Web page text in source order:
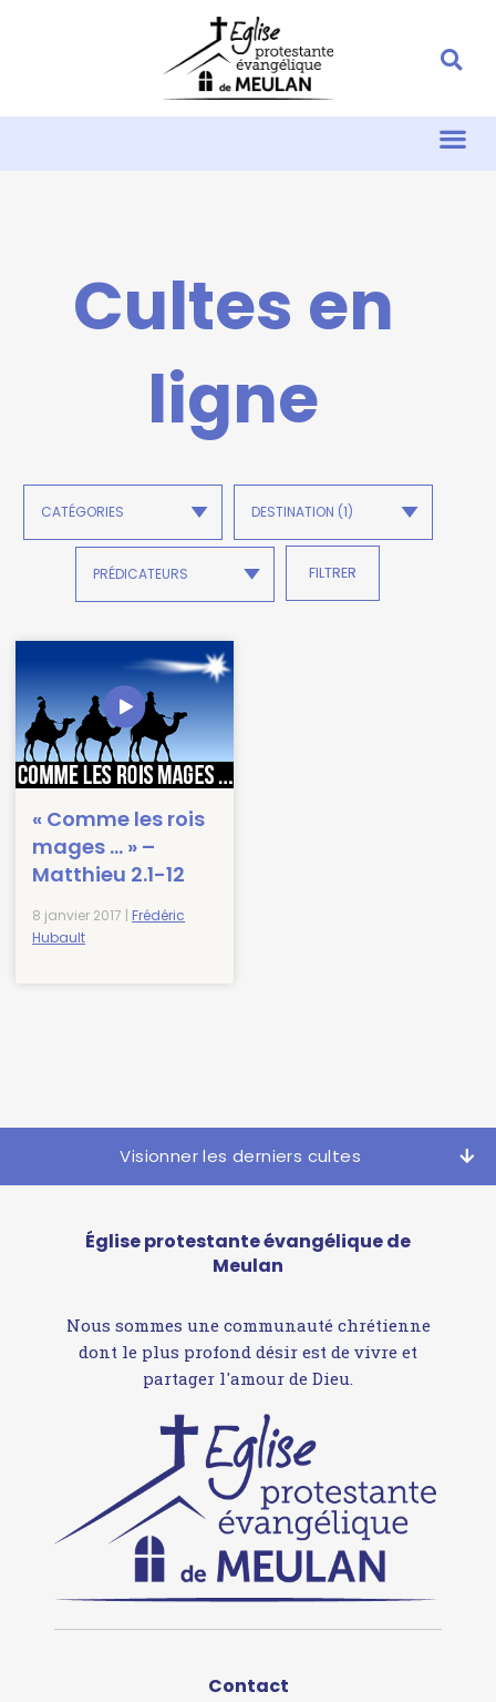
Cultes en
ligne
« Comme les rois
mages … » –
Matthieu 2.1-12
8 janvier 2017 | Frédéric
Hubault
Visionner les derniers cultes
Église protestante évangélique de
Meulan
Nous sommes une communauté chrétienne
dont le plus profond désir est de vivre et
partager l'amour de Dieu.
Contact